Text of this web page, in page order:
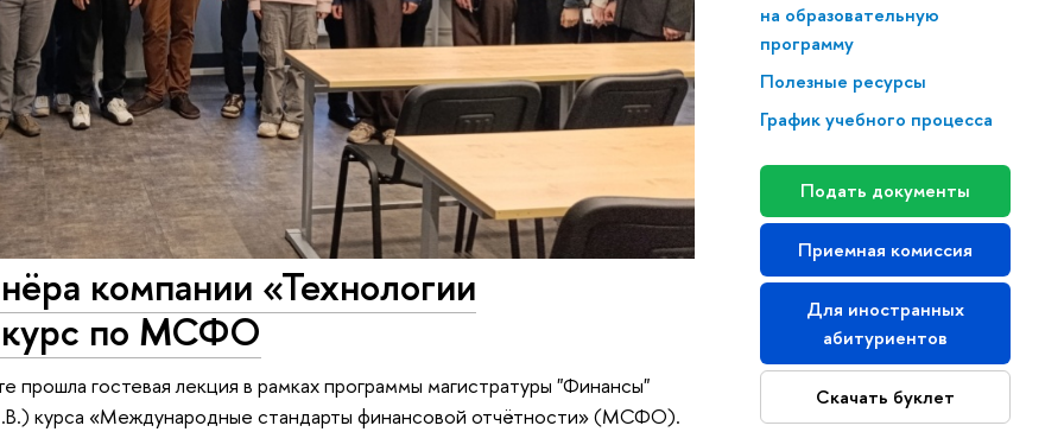
на образовательную
программу
Полезные ресурсы
График учебного процесса
Подать документы
Приемная комиссия
Для иностранных
абитуриентов
Скачать буклет
компании «Технологии
курс по МСФО
прошла гостевая лекция в рамках программы магистратуры "Финансы"
курса «Международные стандарты финансовой отчётности» (МСФО).